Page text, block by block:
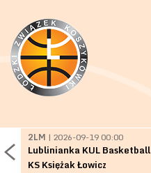
2LM | 2026-09-19 00:00
Lublinianka KUL Basketball
KS Księżak Łowicz